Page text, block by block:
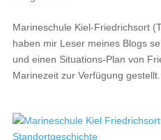
Marineschule Kiel-Friedrichsort
haben mir Leser meines Blogs
und einen Situations-Plan von
Marinezeit zur Verfügung